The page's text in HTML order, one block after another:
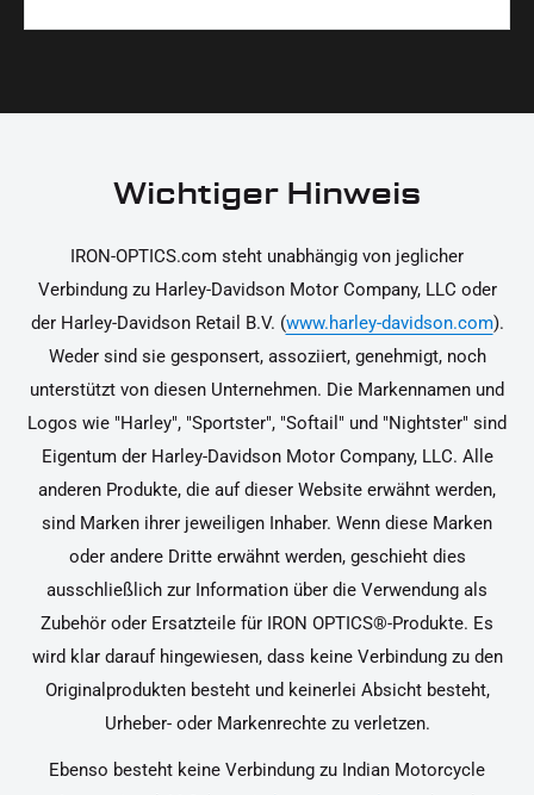
korrekt an deinem Motorrad zu installieren.
Ja, du kannst die Teile innerhalb von 14 Tagen
Rücksendung findest du in unseren
Wichtiger Hinweis
IRON-OPTICS.com steht unabhängig von jeglicher
Verbindung zu Harley-Davidson Motor Company, LLC oder
der Harley-Davidson Retail B.V. (www.harley-davidson.com).
Weder sind sie gesponsert, assoziiert, genehmigt, noch
unterstützt von diesen Unternehmen. Die Markennamen und
Logos wie "Harley", "Sportster", "Softail" und "Nightster" sind
Eigentum der Harley-Davidson Motor Company, LLC. Alle
anderen Produkte, die auf dieser Website erwähnt werden,
sind Marken ihrer jeweiligen Inhaber. Wenn diese Marken
oder andere Dritte erwähnt werden, geschieht dies
ausschließlich zur Information über die Verwendung als
Zubehör oder Ersatzteile für IRON OPTICS®-Produkte. Es
wird klar darauf hingewiesen, dass keine Verbindung zu den
Originalprodukten besteht und keinerlei Absicht besteht,
Urheber- oder Markenrechte zu verletzen.
Ebenso besteht keine Verbindung zu Indian Motorcycle